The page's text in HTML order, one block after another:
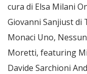
cura di Elsa Milani
Giovanni Sanjiust di
Monaci Uno,
Moretti, featuring
Davide Sarchioni